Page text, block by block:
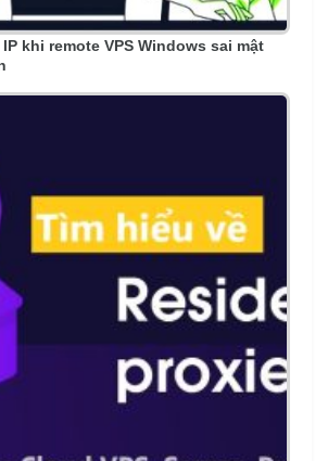
khi remote VPS Windows sai mật